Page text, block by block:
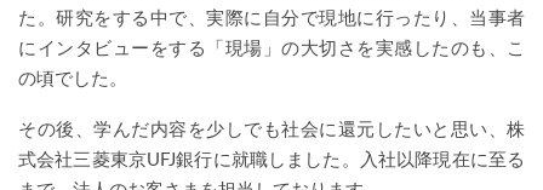
た。研究をする中で、実際に自分で現地に行ったり、当事者
にインタビューをする「現場」の大切さを実感したのも、こ
の頃でした。
その後、学んだ内容を少しでも社会に還元したいと思い、株
式会社三菱東京UFJ銀行に就職しました。入社以降現在に至る